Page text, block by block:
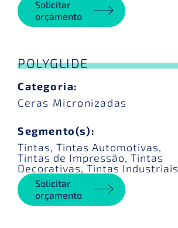
Solicitar
orçamento
POLYGLIDE
Categoria:
Ceras Micronizadas
Segmento(s):
Tintas, Tintas Automotivas,
Tintas de Impressão, Tintas
Decorativas,Tintas Industriais
Solicitar
orçamento